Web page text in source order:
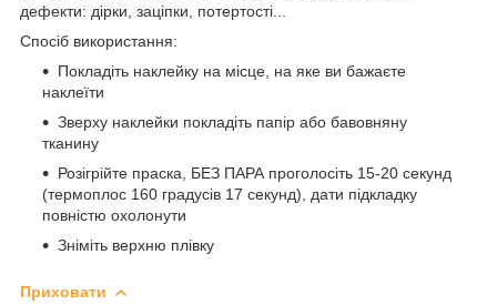
дефекти: дірки, заціпки, потертості...
Спосіб використання:
Покладіть наклейку на місце, на яке ви бажаєте
наклеїти
Зверху наклейки покладіть папір або бавовняну
тканину
Розігрійте праска, БЕЗ ПАРА проголосіть 15-20 секунд
(термоплос 160 градусів 17 секунд), дати підкладку
повністю охолонути
Зніміть верхню плівку
Приховати